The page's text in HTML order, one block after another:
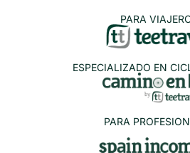
PARA
ESPECIALIZADO EN
PARA